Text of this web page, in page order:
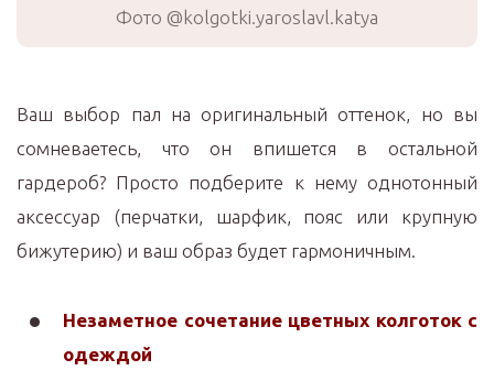
Фото @kolgotki.yaroslavl.katya
Ваш выбор пал на оригинальный оттенок, но вы
сомневаетесь, что он впишется в остальной
гардероб? Просто подберите к нему однотонный
аксессуар (перчатки, шарфик, пояс или крупную
бижутерию) и ваш образ будет гармоничным.
Незаметное сочетание цветных колготок с
одеждой